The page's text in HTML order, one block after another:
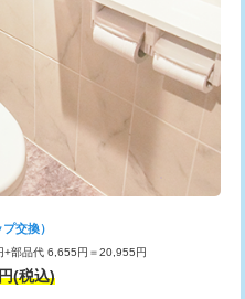
交換）
部品代 6,655円＝20,955円
(税込)